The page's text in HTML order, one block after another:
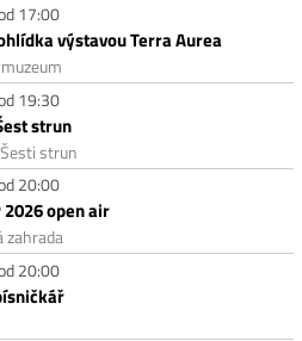
17:00
výstavou Terra Aurea
19:30
strun
strun
20:00
2026 open air
zahrada
20:00